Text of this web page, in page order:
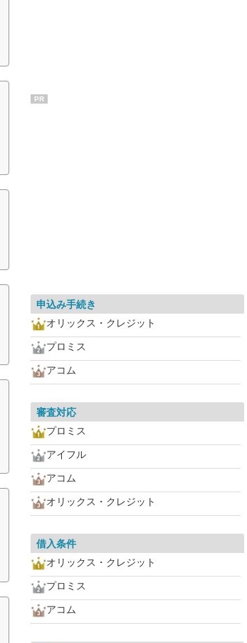
PR
申込み手続き
オリックス・クレジット
プロミス
アコム
審査対応
プロミス
アイフル
アコム
オリックス・クレジット
借入条件
オリックス・クレジット
プロミス
アコム